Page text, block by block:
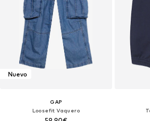
Nuevo
GAP
Loosefit Vaquero